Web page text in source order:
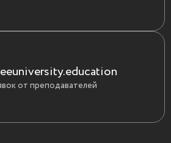
от преподавателей